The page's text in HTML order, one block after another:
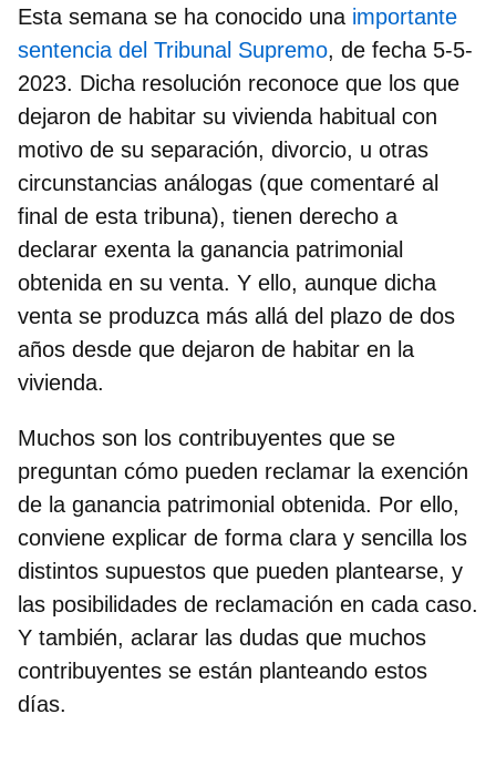
Esta semana se ha conocido una importante
sentencia del Tribunal Supremo, de fecha 5-5-
2023. Dicha resolución reconoce que los que
dejaron de habitar su vivienda habitual con
motivo de su separación, divorcio, u otras
circunstancias análogas (que comentaré al
final de esta tribuna), tienen derecho a
declarar exenta la ganancia patrimonial
obtenida en su venta. Y ello, aunque dicha
venta se produzca más allá del plazo de dos
años desde que dejaron de habitar en la
vivienda.
Muchos son los contribuyentes que se
preguntan cómo pueden reclamar la exención
de la ganancia patrimonial obtenida. Por ello,
conviene explicar de forma clara y sencilla los
distintos supuestos que pueden plantearse, y
las posibilidades de reclamación en cada caso.
Y también, aclarar las dudas que muchos
contribuyentes se están planteando estos
días.